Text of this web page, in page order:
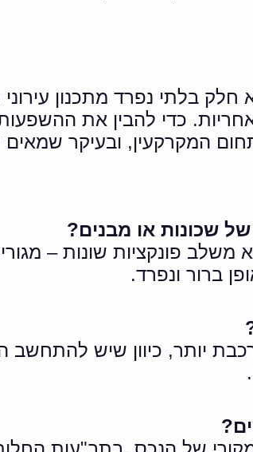
בלתי נפרד מתכנון עירוני
כדי להבין את
המקרקעין, ובעיקר
שכונות או מבנים?
משלב פונקציות שונות –
ברור ונפרד.
יותר, כיוון שיש להתחשב